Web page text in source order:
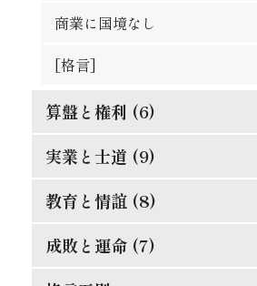
[格言]
商業に国境なし
[格言]
算盤と権利 (6)
仁に当つては師に譲らず
金門公園の掛札
唯王道あるのみ
競争の善意と悪意
実業と士道 (9)
武士道は即ち実業道なり
文明人の貪戻
教育と情誼 (8)
孝は強ふべきものに非ず
成敗と運命 (7)